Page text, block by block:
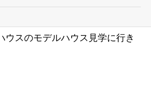
ウスのモデルハウス見学に行き